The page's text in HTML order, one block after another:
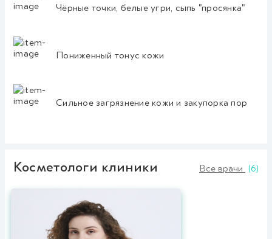
Чёрные точки, белые угри, сыпь "просянка"
Пониженный тонус кожи
Сильное загрязнение кожи и закупорка пор
Косметологи клиники Все врачи (6)